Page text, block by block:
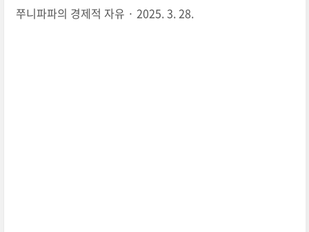
쭈니파파의 경제적 자유 2025. 3. 28.